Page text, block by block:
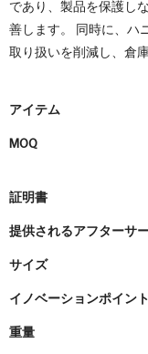
であり、製品を保護し
善します。 同時に、ハ
取り扱いを削減し、倉
アイテム
MOQ
証明書
提供されるアフターサ
サイズ
イノベーションポイント
重量